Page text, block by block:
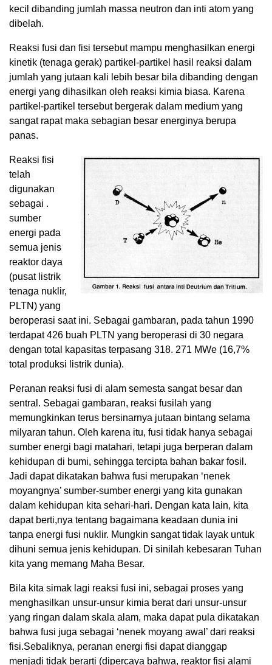
kecil dibanding jumlah massa neutron dan inti atom yang
dibelah.
Reaksi fusi dan fisi tersebut mampu menghasilkan energi
kinetik (tenaga gerak) partikel-partikel hasil reaksi dalam
jumlah yang jutaan kali lebih besar bila dibanding dengan
energi yang dihasilkan oleh reaksi kimia biasa. Karena
partikel-partikel tersebut bergerak dalam medium yang
sangat rapat maka sebagian besar energinya berupa
panas.
Reaksi fisi
telah
digunakan
sebagai .
sumber
energi pada
semua jenis
reaktor daya
(pusat listrik
tenaga nuklir,
PLTN) yang
beroperasi saat ini. Sebagai gambaran, pada tahun 1990
terdapat 426 buah PLTN yang beroperasi di 30 negara
dengan total kapasitas terpasang 318. 271 MWe (16,7%
total produksi listrik dunia).
Peranan reaksi fusi di alam semesta sangat besar dan
sentral. Sebagai gambaran, reaksi fusilah yang
memungkinkan terus bersinarnya jutaan bintang selama
milyaran tahun. Oleh karena itu, fusi tidak hanya sebagai
sumber energi bagi matahari, tetapi juga berperan dalam
kehidupan di bumi, sehingga tercipta bahan bakar fosil.
Jadi dapat dikatakan bahwa fusi merupakan ‘nenek
moyangnya’ sumber-sumber energi yang kita gunakan
dalam kehidupan kita sehari-hari. Dengan kata lain, kita
dapat berti,nya tentang bagaimana keadaan dunia ini
tanpa energi fusi nuklir. Mungkin sangat tidak layak untuk
dihuni semua jenis kehidupan. Di sinilah kebesaran Tuhan
kita yang memang Maha Besar.
Bila kita simak lagi reaksi fusi ini, sebagai proses yang
menghasilkan unsur-unsur kimia berat dari unsur-unsur
yang ringan dalam skala alam, maka dapat pula dikatakan
bahwa fusi juga sebagai ‘nenek moyang awal’ dari reaksi
fisi.Sebaliknya, peranan energi fisi dapat dianggap
menjadi tidak berarti (dipercaya bahwa, reaktor fisi alami